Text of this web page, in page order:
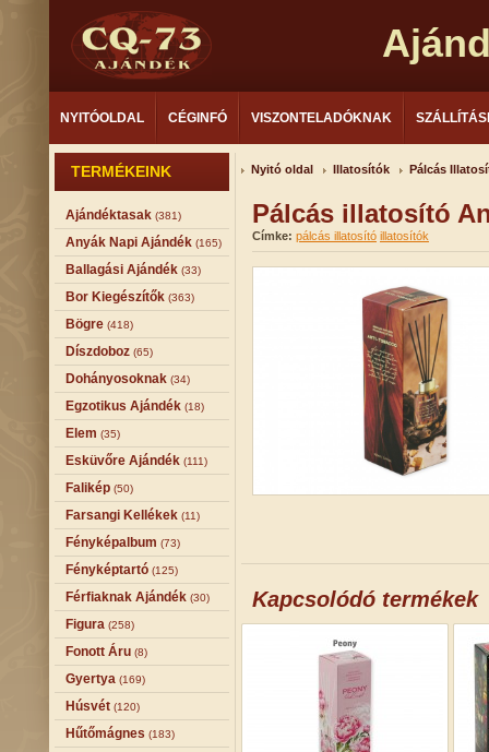
NYITÓOLDAL CÉGINFÓ VISZONTELADÓKNAK
TERMÉKEINK
Ajándéktasak (381)
Anyák Napi Ajándék (165)
Ballagási Ajándék (33)
Bor Kiegészítők (363)
Bögre (418)
Díszdoboz (65)
Dohányosoknak (34)
Egzotikus Ajándék (18)
Elem (35)
Esküvőre Ajándék (111)
Falikép (50)
Farsangi Kellékek (11)
Fényképalbum (73)
Fényképtartó (125)
Férfiaknak Ajándék (30)
Figura (258)
Fonott Áru (8)
Gyertya (169)
Húsvét (120)
Hűtőmágnes (183)
Nyitó oldal Illatosítók Pálcás
Pálcás illatosító
Címke: pálcás illatosító illatosítók
Kapcsolódó termékek